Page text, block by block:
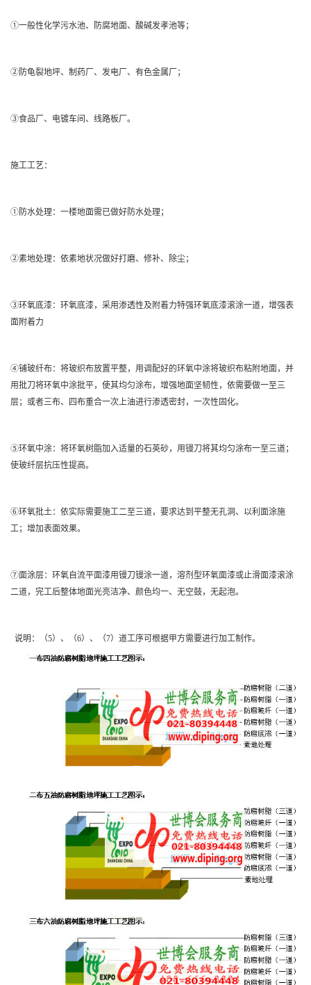
①一般性化学污水池、防腐地面、酸碱发孝池等；
②防龟裂地坪、制药厂、发电厂、有色金属厂；
③食品厂、电镀车间、线路板厂。
施工工艺：
①防水处理：一楼地面需已做好防水处理；
②素地处理：依素地状况做好打磨、修补、除尘；
③环氧底漆：环氧底漆，采用渗透性及附着力特强环氧底漆滚涂一道，增强表
面附着力
④铺玻纤布：将玻织布放置平整，用调配好的环氧中涂将玻织布粘附地面，并
用批刀将环氧中涂批平，使其均匀涂布，增强地面坚韧性，依需要做一至三
层；或者三布、四布重合一次上油进行渗透密封，一次性固化。
⑤环氧中涂：将环氧树脂加入适量的石英砂，用镘刀将其均匀涂布一至三道；
使玻纤层抗压性提高。
⑥环氧批土：依实际需要施工二至三道，要求达到平整无孔洞、以利面涂施
工；增加表面效果。
⑦面涂层：环氧自流平面漆用镘刀镘涂一道，溶剂型环氧面漆或止滑面漆滚涂
二道，完工后整体地面光亮洁净、颜色均一、无空鼓，无起泡。
说明：（5）、（6）、（7）道工序可根据甲方需要进行加工制作。